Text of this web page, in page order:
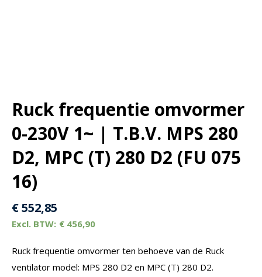
Ruck frequentie omvormer
0-230V 1~ | T.B.V. MPS 280
D2, MPC (T) 280 D2 (FU 075
16)
€552,85
€ 456,90
Ruck frequentie omvormer ten behoeve van de Ruck
ventilator model: MPS 280 D2 en MPC (T) 280 D2.